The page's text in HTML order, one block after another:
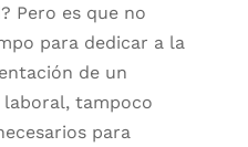
Pero es que no
para dedicar a la
de un
tampoco
para